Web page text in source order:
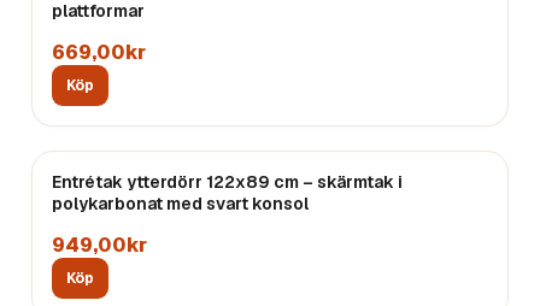
plattformar
669,00kr
Köp
Entrétak ytterdörr 122x89 cm – skärmtak i
polykarbonat med svart konsol
949,00kr
Köp